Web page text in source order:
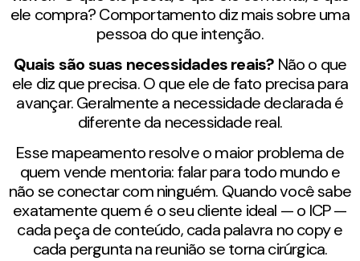
ele compra? Comportamento diz mais sobre uma
pessoa do que intenção.
Quais são suas necessidades reais? Não o que
ele diz que precisa. O que ele de fato precisa para
avançar. Geralmente a necessidade declarada é
diferente da necessidade real.
Esse mapeamento resolve o maior problema de
quem vende mentoria: falar para todo mundo e
não se conectar com ninguém. Quando você sabe
exatamente quem é o seu cliente ideal — o ICP —
cada peça de conteúdo, cada palavra no copy e
cada pergunta na reunião se torna cirúrgica.